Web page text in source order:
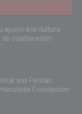
apoyo a la cultura
de colaboración
sus Fiestas
Concepción